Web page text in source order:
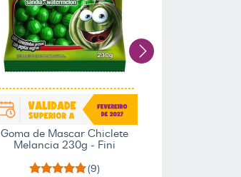
Goma de Mascar Chiclete
Melancia 230g - Fini
(9)